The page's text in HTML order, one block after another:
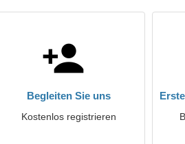
Begleiten Sie uns
Kostenlos registrieren